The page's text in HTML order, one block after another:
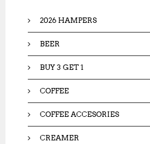
2026 HAMPERS
BEER
BUY 3 GET 1
COFFEE
COFFEE ACCESORIES
CREAMER